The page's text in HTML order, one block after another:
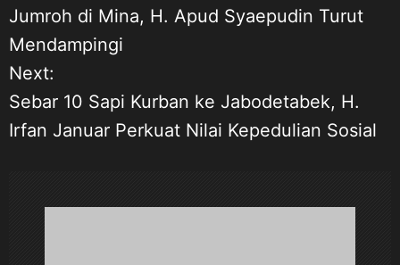
v
i
g
Jumroh di Mina, H. Apud Syaepudin Turut
Mendampingi
Next:
Sebar 10 Sapi Kurban ke Jabodetabek, H.
Irfan Januar Perkuat Nilai Kepedulian Sosial